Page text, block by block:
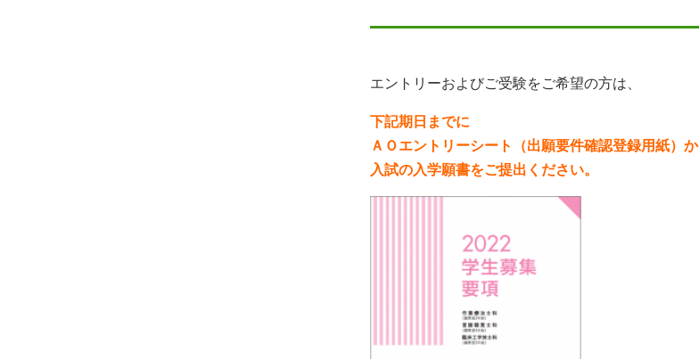
エントリーおよびご受験をご希望の方は、
下記期日までに
ＡＯエントリーシート（出願要件確認登録用紙）か
入試の入学願書をご提出ください。